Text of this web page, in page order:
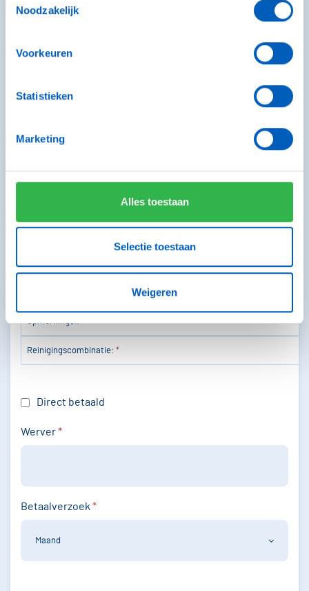
Noodzakelijk
Voorkeuren
Statistieken
Marketing
Alles toestaan
Selectie toestaan
Weigeren
van één maand.
Jaarlijkse kosten
(minimale afname 6 reiniginen en altijd met 6 x te
Prijs €67,50 / container €99,00 / container
€175,00
GFT
PMD
Opmerkingen
Reinigingscombinatie: *
Direct betaald
Werver*
Betaalverzoek *
Maand